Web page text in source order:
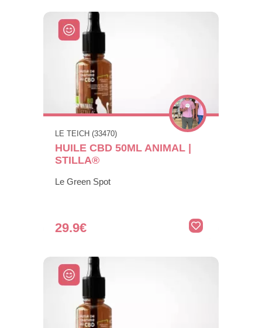
LE TEICH (33470)
HUILE CBD 50ML ANIMAL |
STILLA®
Le Green Spot
29.9€